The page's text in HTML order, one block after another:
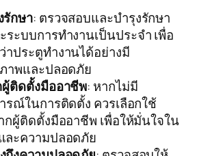
รักษา: ตรวจสอบและบำรุงรักษา
ระบบการทำงานเป็นประจำ เพื่อ
าประตูทำงานได้อย่างมี
าพและปลอดภัย
ผู้ติดตั้งมืออาชีพ: หากไม่มี
รณ์ในการติดตั้ง ควรเลือกใช้
กผู้ติดตั้งมืออาชีพ เพื่อให้มั่นใจใน
ะความปลอดภัย